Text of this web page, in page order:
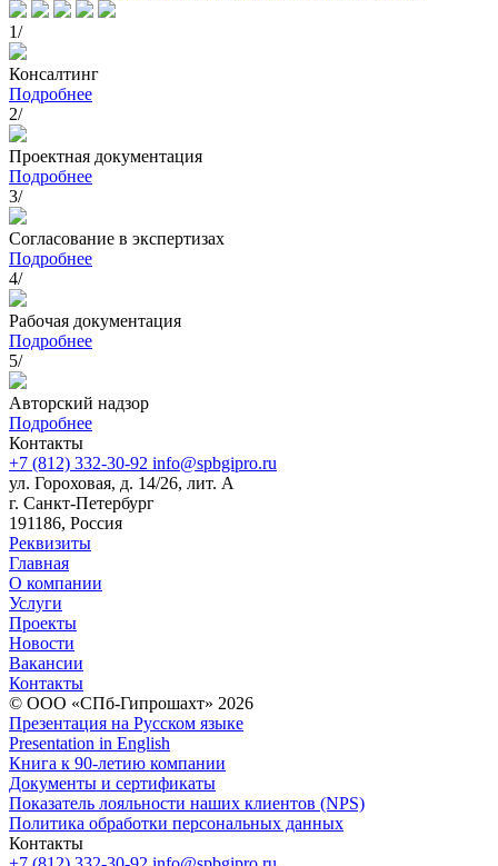
1/
Консалтинг
Подробнее
2/
Проектная документация
Подробнее
3/
Согласование в экспертизах
Подробнее
4/
Рабочая документация
Подробнее
5/
Авторский надзор
Подробнее
Контакты
+7 (812) 332-30-92 info@spbgipro.ru
ул. Гороховая, д. 14/26, лит. А
г. Санкт-Петербург
191186, Россия
Реквизиты
Главная
О компании
Услуги
Проекты
Новости
Вакансии
Контакты
© ООО «СПб-Гипрошахт» 2026
Презентация на Русском языке
Presentation in English
Книга к 90-летию компании
Документы и сертификаты
Показатель лояльности наших клиентов (NPS)
Политика обработки персональных данных
Контакты